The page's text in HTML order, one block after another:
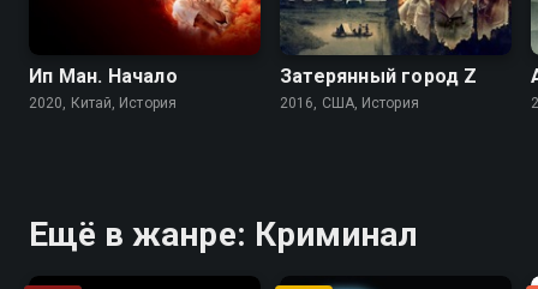
Ип Ман. Начало
2020, Китай, История
Затерянный город Z
2016, США, История
Ещё в жанре: Криминал